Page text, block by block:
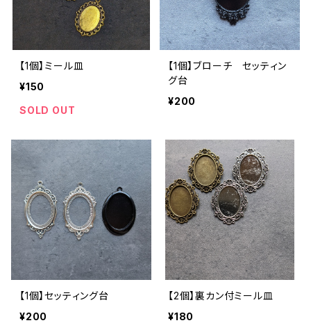
【1個】ミール皿
¥150
SOLD OUT
【1個】ブローチ セッティン
グ台
¥200
【1個】セッティング台
¥200
【2個】裏カン付ミール皿
¥180